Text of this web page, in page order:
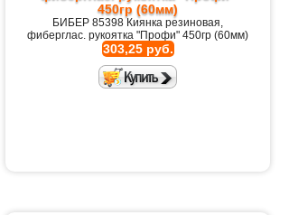
450гр (60мм)
БИБЕР 85398 Киянка резиновая,
фиберглас. рукоятка "Профи" 450гр (60мм)
303,25 руб.